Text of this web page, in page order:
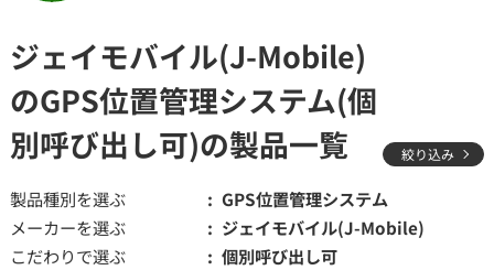
ジェイモバイル(J-Mobile)
のGPS位置管理システム(個
別呼び出し可)の製品一覧
絞り込み
製品種別を選ぶ
GPS位置管理システム
メーカーを選ぶ
ジェイモバイル(J-Mobile)
こだわりで選ぶ
個別呼び出し可